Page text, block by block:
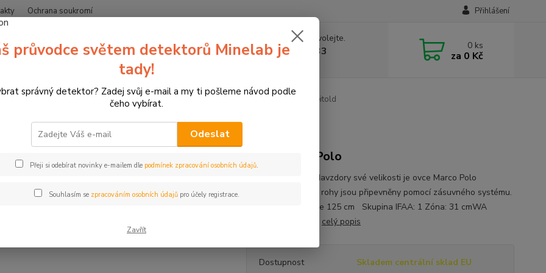
Ochrana soukromí Přihlášení
Hledat
Nevíte si rady? Zavolejte.
+420774877333 0 ks
za 0 Kč
pro sportovní lukostřelbu 3D terče Leitold 3D terč ovce Marco Polo, terč Leitold
ovce Marco Polo, terč Leitold
ovce Marco Polo
Ovce Marco Polo Navzdory své velikosti je ovce Marco Polo
jednodílná - pouze rohy jsou připevněny pomocí zásuvného systému.
Výška v kohoutku je 125 cm Skupina IFAA: 1 Zóna: 31 cmWA
celý popis
Dostupnost Skladem centrální sklad EU
průvodce světem detektorů Minelab je
tady!
správný detektor? Zadej svůj e-mail a my ti pošleme návod podle
čeho vybírat.
Odeslat
Přeji si odebírat novinky e-mailem dle podmínek zpracování osobních údajů.
Souhlasím se zpracováním osobních údajůpro účely registrace.
Zavřít